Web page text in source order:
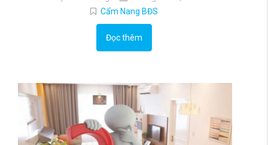
Cẩm Nang BĐS
Đọc thêm